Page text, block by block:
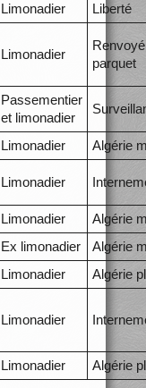
Limonadier
Liberté
Limonadier
parquet
Passementier
et limonadier
Limonadier Algérie
Limonadier
Limonadier
Algérie
Ex limonadier
Algérie
Limonadier Algérie
Limonadier
Limonadier Algérie